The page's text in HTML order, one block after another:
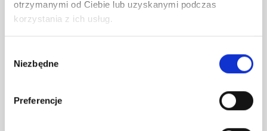
otrzymanymi od Ciebie lub uzyskanymi podczas
korzystania z ich usług.
zgody
Niezbędne
Preferencje
10. What are garden palisades for?